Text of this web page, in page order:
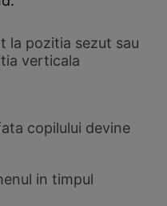
la pozitia sezut sau
verticala
copilului devine
in timpul